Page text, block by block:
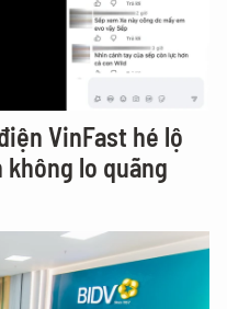
VinFast hé lộ
không lo quãng